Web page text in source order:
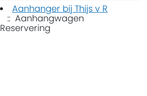
Aanhanger bij Thijs v R
:: Aanhangwagen
Reservering